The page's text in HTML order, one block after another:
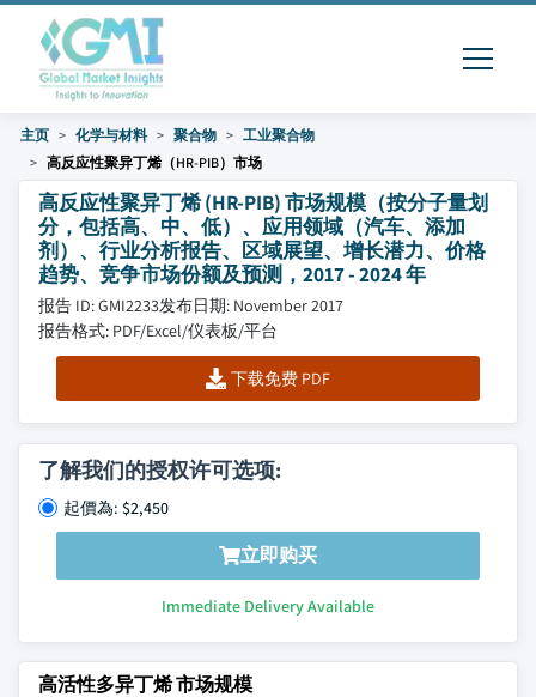
主页 化学与材料 聚合物
工业聚合物
高反应性聚异丁烯（HR-PIB）市场
高反应性聚异丁烯 (HR-PIB) 市场规模（按分子量划
分，包括高、中、低）、应用领域（汽车、添加
剂）、行业分析报告、区域展望、增长潜力、价格
趋势、竞争市场份额及预测，2017 - 2024 年
报告 ID: GMI2233发布日期: November 2017
报告格式: PDF/Excel/仪表板/平台
下载免费 PDF
了解我们的授权许可选项:
起價為: $2,450
立即购买
Immediate Delivery Available
高活性多异丁烯 市场规模